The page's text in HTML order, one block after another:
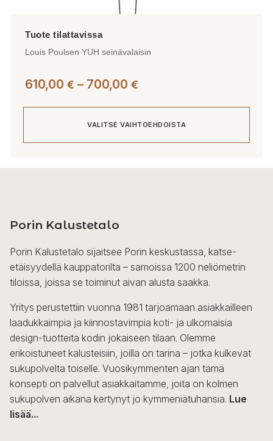
Louis Poulsen YUH seinävalaisin
610,00 € – 700,00 €
700,00 €
VALITSE VAIHTOEHDOISTA
muunnelma.
tehdä
valinnat
tuotteen
sivulla.
Porin Kalustetalo
Porin Kalustetalo sijaitsee Porin keskustassa, katse-
etäisyydellä kauppatorilta – samoissa 1200 neliömetrin
tiloissa, joissa se toiminut aivan alusta saakka.
Yritys perustettiin vuonna 1981 tarjoamaan asiakkailleen
laadukkaimpia ja kiinnostavimpia koti- ja ulkomaisia
design-tuotteita kodin jokaiseen tilaan. Olemme
erikoistuneet kalusteisiin, joilla on tarina – jotka kulkevat
sukupolvelta toiselle. Vuosikymmenten ajan tämä
konsepti on palvellut asiakkaitamme, joita on kolmen
sukupolven aikana kertynyt jo kymmeniätuhansia. Lue
lisää...